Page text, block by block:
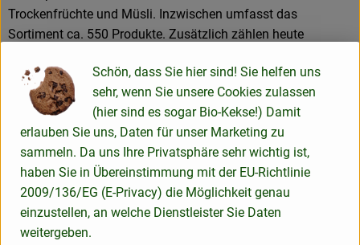
Trockenfrüchte und Müsli. Inzwischen umfasst das
Sortiment ca. 550 Produkte. Zusätzlich zählen heute
Kaffee zum Kernsortiment. Die Hälfte dieser Produkte wird in
Legau im Allgäu hergestellt oder verarbeitet.
Produkte in bester Bio-Qualität
Produktqualität steht bei Rapunzel an erster Stelle. Das
Qualitätssicherungs-Team nimmt daher eine
Schlüsselposition im Unternehmen ein. Die Kontrollen der
Schön, dass Sie hier sind! Sie helfen uns
sehr, wenn Sie unsere Cookies zulassen
(hier sind es sogar Bio-Kekse!) Damit
erlauben Sie uns, Daten für unser Marketing zu
sammeln. Da uns Ihre Privatsphäre sehr wichtig ist,
haben Sie in Übereinstimmung mit der EU-Richtlinie
2009/136/EG (E-Privacy) die Möglichkeit genau
einzustellen, an welche Dienstleister Sie Daten
weitergeben.